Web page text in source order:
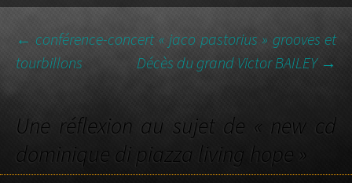
NAVIGATION DES
ARTICLES
← conférence-concert « jaco pastorius » grooves et
tourbillons
Décès du grand Victor BAILEY →
Une réflexion au sujet de « new cd
dominique di piazza living hope »